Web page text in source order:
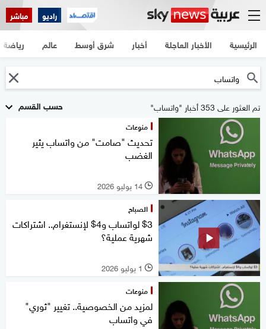
راديو مباشر
الرئيسية الأخبار العاجلة أخبار شرق أوسط عالم رياضة
حسب القسم تم العثور على 353 أخبار "واتساب"
منوعات
تحديث "صامت" من واتساب يثير
الغضب
l 14 يوليو 2026
الصباح
$3 لواتساب و4$ لإنستغرام.. اشتراكات
شهرية عملية؟
l 1 يوليو 2026
منوعات
لمزيد من الخصوصية.. تغيير "ثوري"
في واتساب